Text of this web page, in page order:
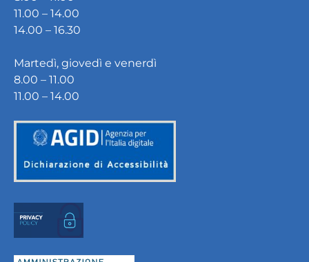
11.00 – 14.00
14.00 – 16.30
Martedì, giovedì e venerdì
8.00 – 11.00
11.00 – 14.00